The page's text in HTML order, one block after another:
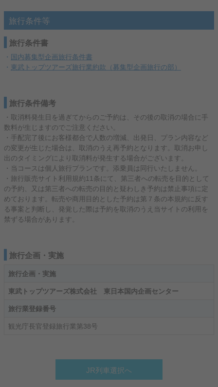
旅行条件等
旅行条件書
・ 国内募集型企画旅行条件書
・ 東武トップツアーズ旅行業約款（募集型企画旅行の部）
旅行条件備考
・取消料発生日を過ぎてからのご予約は、その後の取消の場合に手
数料が生じますのでご注意ください。
・手配完了後にお客様都合で人数の増減、出発日、プラン内容など
の変更が生じた場合は、取消のうえ再予約となります。取消お申し
出のタイミングにより取消料が発生する場合がございます。
・当コースは個人旅行プランです。添乗員は同行いたしません。
・旅行販売サイト利用規約11条にて、第三者への転売を目的として
の予約、又は第三者への転売の目的と疑わしき予約は禁止事項に定
めております。転売や商用目的とした予約は第７条の本規約に反す
る事案と判断し、発覚した際は予約を取消のうえ当サイトの利用を
禁ずる場合があります。
旅行企画・実施
旅行企画・実施
東武トップツアーズ株式会社 東日本国内企画センター
旅行業登録番号
観光庁長官登録旅行業第38号
JR列車選択へ